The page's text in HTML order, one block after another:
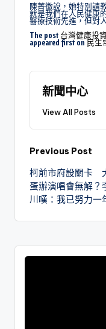
陳菁徽說，她特別請
就是我們在人民健康
醫療技術先進，但對
The post 台灣健康投
appeared first on民生
新聞中心
View All Posts
Previous Post
柯前市府設關卡
蛋辦演唱會無解？
川嘆：我已努力一